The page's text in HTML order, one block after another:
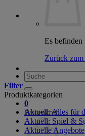
Es befinden
Zurück zum
Suche
nach:
0
Warenkorb
Filter
Produktkategorien
Aktuell: Alles für
Aktuell: Spiel &
Aktuelle Angebote